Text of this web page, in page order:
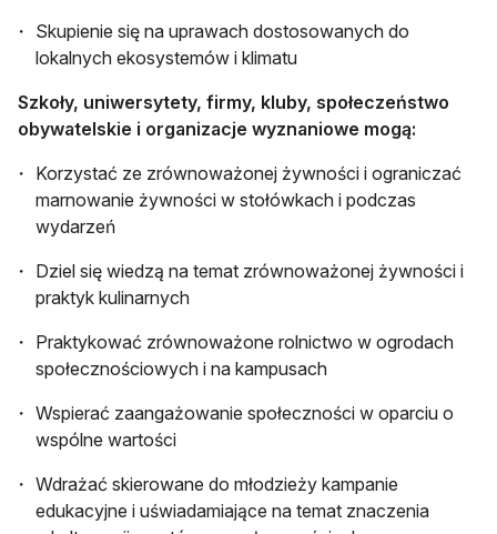
Skupienie się na uprawach dostosowanych do
lokalnych ekosystemów i klimatu
Szkoły, uniwersytety, firmy, kluby, społeczeństwo
obywatelskie i organizacje wyznaniowe mogą:
Korzystać ze zrównoważonej żywności i ograniczać
marnowanie żywności w stołówkach i podczas
wydarzeń
Dziel się wiedzą na temat zrównoważonej żywności i
praktyk kulinarnych
Praktykować zrównoważone rolnictwo w ogrodach
społecznościowych i na kampusach
Wspierać zaangażowanie społeczności w oparciu o
wspólne wartości
Wdrażać skierowane do młodzieży kampanie
edukacyjne i uświadamiające na temat znaczenia